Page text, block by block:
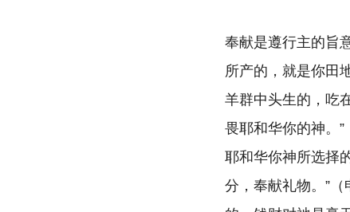
奉献是遵行主的旨
所产的，就是你田
羊群中头生的，吃
畏耶和华你的神。
耶和华你神所选择
分，奉献礼物。”